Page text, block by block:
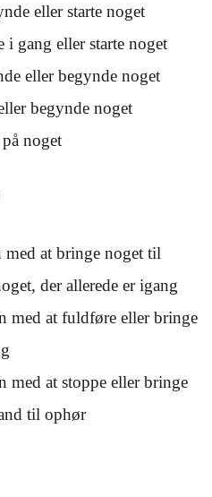
eller starte noget
i gang eller starte noget
eller begynde noget
begynde noget
noget
med at bringe noget til
der allerede er igang
med at fuldføre eller bringe
med at stoppe eller bringe
til ophør